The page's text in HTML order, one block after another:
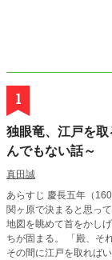
1
独眼竜、江戸を
んでもない話～
真田誠
あらすじ 慶長五年（1600年）。 天下分け目の関ヶ原。 誰もが、天下の行方は
関ヶ原で決まると思っていた。 ……ただ一人を除いて。 奥州
地図を眺めて首をかしげる。 「……なんでみんな関ヶ原に行くんだ
ちが固まる。 「殿、それが天下分け目ですので。」 政宗は笑う。 「だったら、
その間に江戸を取ればいいじゃん。」 部屋が静